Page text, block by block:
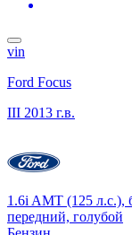
vin
Ford Focus
III 2013 г.в.
1.6i AMT (125 л.с.),
передний, голубой